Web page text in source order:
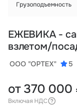
Грузоподъемность
ЕЖЕВИКА -
взлетом/
ООО "ОРТЕХ" 5
от 370 000
Включая НДС